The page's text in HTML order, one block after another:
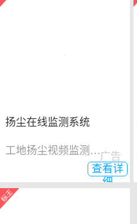
扬尘在线监测系统
工地扬尘视频监测系统
查看详
细
广告